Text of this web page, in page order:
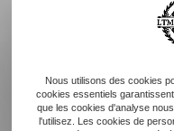
Nous utilisons des cookies
cookies essentiels
que les cookies d'analyse
l'utilisez. Les cookies de